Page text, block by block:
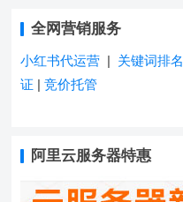
全网营销服务
小红书代运营 | 关键词排名
证 |竞价托管
阿里云服务器特惠